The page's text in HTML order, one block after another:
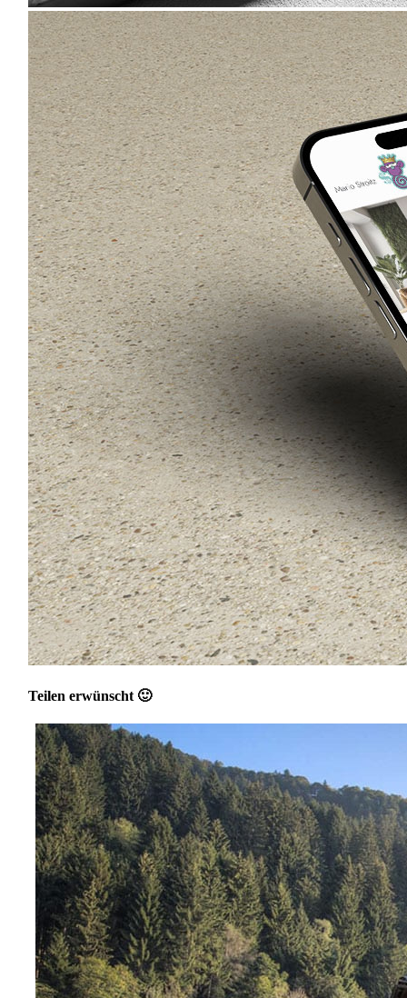
Teilen erwünscht 🙂